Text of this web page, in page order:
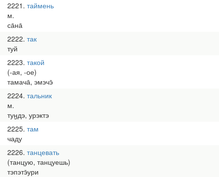
2221 таймень
м.
са̄на̄
2222 так
туй
2223 такой
(-ая, -ое)
тамача̄, эмэчэ̄
2224 тальник
м.
туӈдэ, урэктэ
2225 там
чаду
2226 танцевать
(танцую, танцуешь)
тэпэтэ̄ури